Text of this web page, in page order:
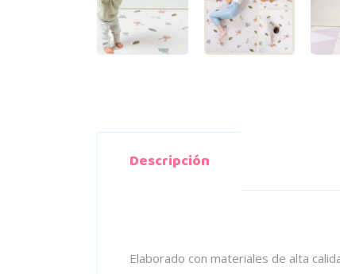
Descripción
Elaborado con materiales de alta